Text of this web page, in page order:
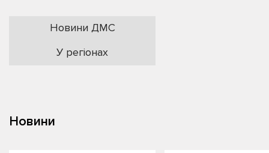
Новини ДМС
У регіонах
Новини